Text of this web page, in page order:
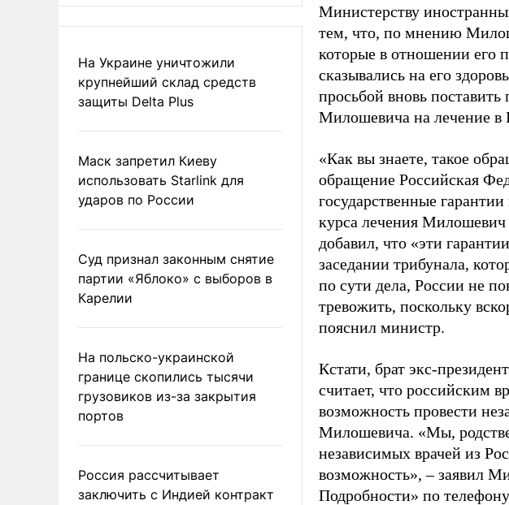
На Украине уничтожили
крупнейший склад средств
защиты Delta Plus
Маск запретил Киеву
использовать Starlink для
ударов по России
Суд признал законным снятие
партии «Яблоко» с выборов в
Карелии
На польско-украинской
границе скопились тысячи
грузовиков из-за закрытия
портов
Россия рассчитывает
заключить с Индией контракт
Министерству
тем, что, по мнению
которые в отношении
сказывались на его
просьбой вновь
Милошевича на лечение в
«Как вы знаете, такое
обращение Российская
государственные
курса лечения Милошевич
добавил, что «эти
заседании трибунала,
по сути дела, России не
тревожить, поскольку
пояснил министр.
Кстати, брат экс-
считает, что российским
возможность провести
Милошевича. «Мы,
независимых врачей из
возможность», – заявил
Подробности» по